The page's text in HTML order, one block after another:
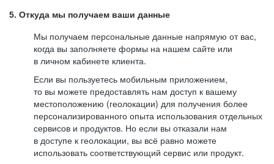
5. Откуда мы получаем ваши данные
Мы получаем персональные данные напрямую от вас,
когда вы заполняете формы на нашем сайте или
в личном кабинете клиента.
Если вы пользуетесь мобильным приложением,
то вы можете предоставлять нам доступ к вашему
местоположению (геолокации) для получения более
персонализированного опыта использования отдельных
сервисов и продуктов. Но если вы отказали нам
в доступе к геолокации, вы всё равно можете
использовать соответствующий сервис или продукт.